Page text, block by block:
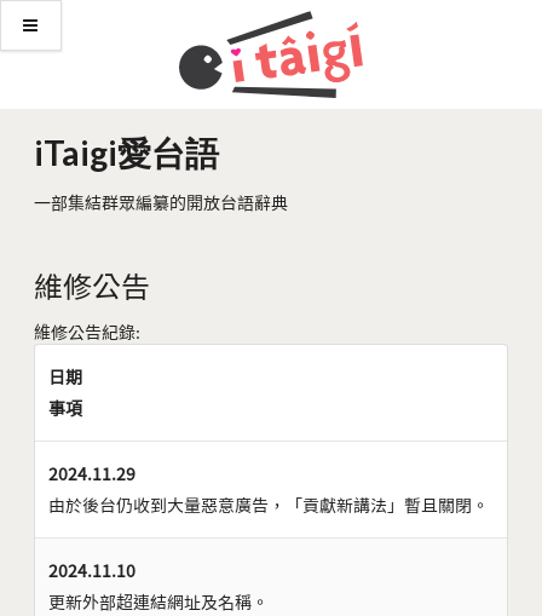
iTaigi愛台語
一部集結群眾編纂的開放台語辭典
維修公告
維修公告紀錄:
日期
事項
2024.11.29
由於後台仍收到大量惡意廣告，「貢獻新講法」暫且關閉。
2024.11.10
更新外部超連結網址及名稱。